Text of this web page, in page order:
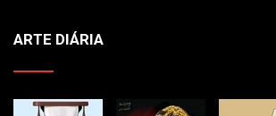
ARTE DIÁRIA